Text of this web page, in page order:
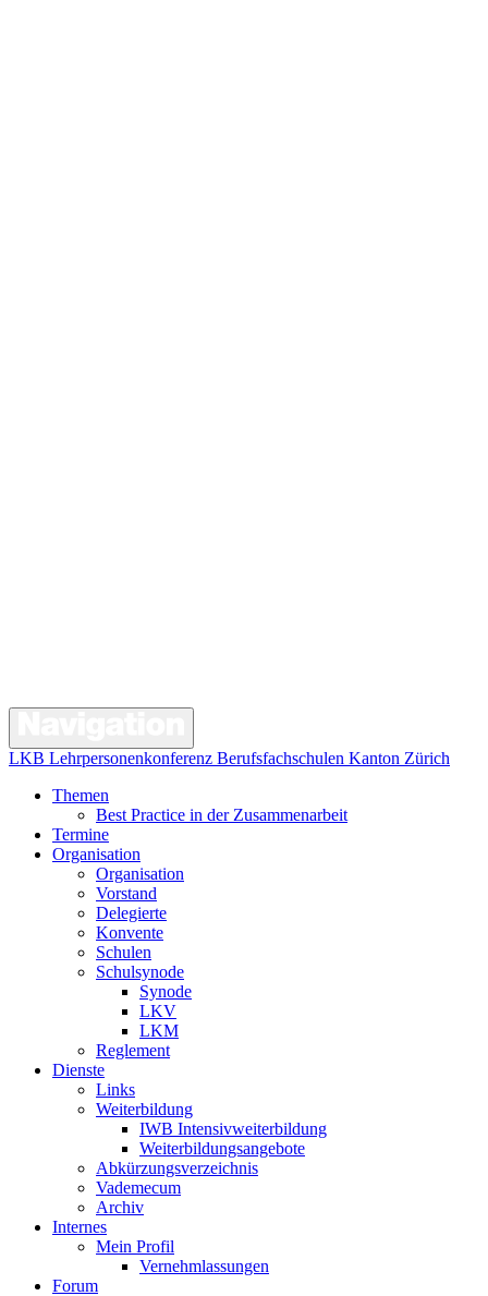
LKB Lehrpersonenkonferenz Berufsfachschulen Kanton Zürich
Themen
Best Practice in der Zusammenarbeit
Termine
Organisation
Organisation
Vorstand
Delegierte
Konvente
Schulen
Schulsynode
Synode
LKV
LKM
Reglement
Dienste
Links
Weiterbildung
IWB Intensivweiterbildung
Weiterbildungsangebote
Abkürzungsverzeichnis
Vademecum
Archiv
Internes
Mein Profil
Vernehmlassungen
Forum